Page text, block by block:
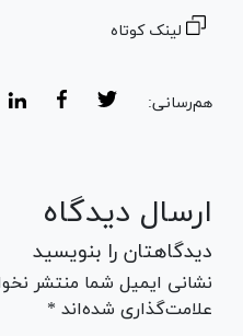
لینک کوتاه
هم‌رسانی:
ارسال دیدگاه
دیدگاهتان را بنویسید
نشانی ایمیل شما منتشر
علامت‌گذاری شده‌اند *